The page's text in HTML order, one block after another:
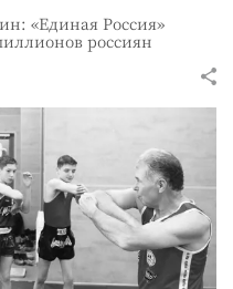
«Единая Россия»
россиян